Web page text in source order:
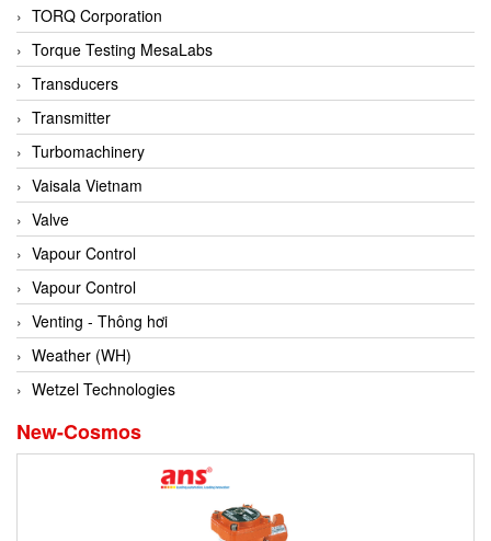
COMETECH VietNam
COMFILE Technology
Conch
Conductix/ WAMPFLER
Contrec
Contrinex
Control Solution Minesota
Copeland
Cortem
Cosa Xentaur
Cosil
Coulton
Crouzet
Crowcon
Crutec Dust Zero Vietnam
TORQ Corporation
Torque Testing MesaLabs
Transducers
Transmitter
Turbomachinery
Vaisala Vietnam
Valve
Vapour Control
Vapour Control
Venting - Thông hơi
Weather (WH)
Wetzel Technologies
New-Cosmos